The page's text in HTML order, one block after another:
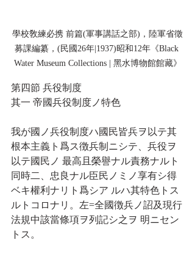
學校敎練必携 前篇(軍事講話之部)，陸軍省徵
募課編纂，(民國26年|1937)昭和12年《Black
Water Museum Collections | 黑水博物館館藏》
第四節 兵役制度
其一 帝國兵役制度ノ特色
我が國ノ兵役制度ハ國民皆兵ヲ以テ其
根本主義ト爲ス徴兵制ニシテ、兵役ヲ
以テ國民ノ 最高且榮譽ナル責務ナルト
同時二、忠良ナル臣民ノミノ享有シ得
ベキ權利ナリト爲シア ルハ其特色トス
ルトコロナリ。左=全國徴兵ノ詔及現行
法規中該當條項ヲ列記シ之ヲ 明ニセン
トス。